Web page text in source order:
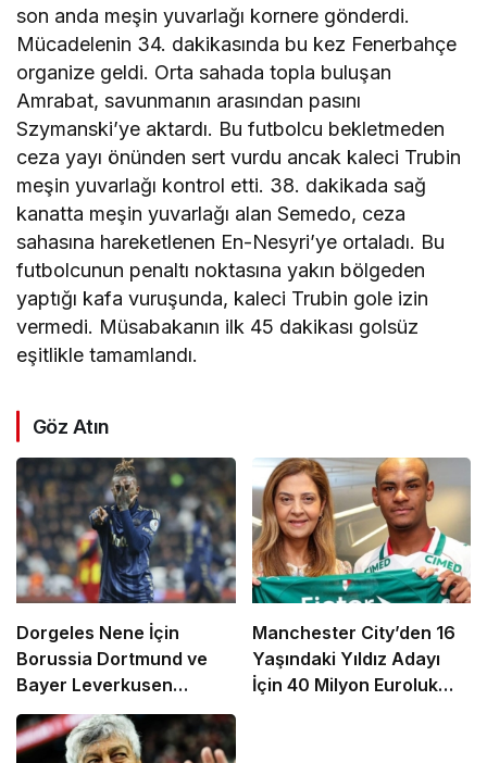
son anda meşin yuvarlağı kornere gönderdi.
Mücadelenin 34. dakikasında bu kez Fenerbahçe
organize geldi. Orta sahada topla buluşan
Amrabat, savunmanın arasından pasını
Szymanski’ye aktardı. Bu futbolcu bekletmeden
ceza yayı önünden sert vurdu ancak kaleci Trubin
meşin yuvarlağı kontrol etti. 38. dakikada sağ
kanatta meşin yuvarlağı alan Semedo, ceza
sahasına hareketlenen En-Nesyri’ye ortaladı. Bu
futbolcunun penaltı noktasına yakın bölgeden
yaptığı kafa vuruşunda, kaleci Trubin gole izin
vermedi. Müsabakanın ilk 45 dakikası golsüz
eşitlikle tamamlandı.
Göz Atın
Dorgeles Nene İçin
Borussia Dortmund ve
Bayer Leverkusen
Devreye Girdi
Manchester City’den 16
Yaşındaki Yıldız Adayı
İçin 40 Milyon Euroluk